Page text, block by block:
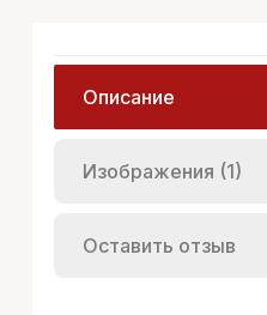
Описание
Изображения (1)
Оставить отзыв